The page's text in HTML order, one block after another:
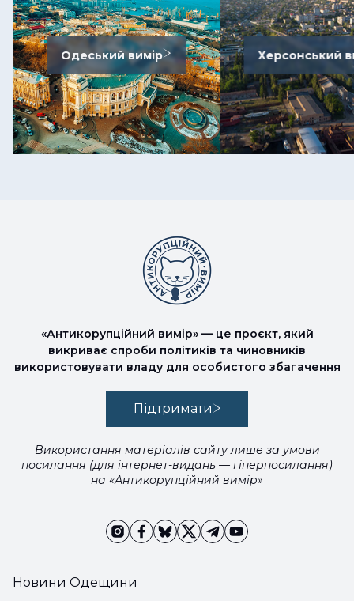
Одеський вимір Херсонський
Новини Одещини
«Антикорупційний вимір» — це проєкт, який
викриває спроби політиків та чиновників
використовувати владу для особистого збагачення
Підтримати
Використання матеріалів сайту лише за умови
посилання (для інтернет-видань — гіперпосилання)
на «Антикорупційний вимір»